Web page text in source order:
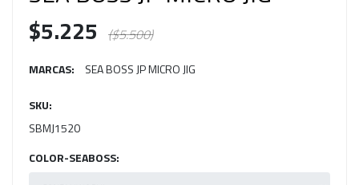
$5.225 ($5.500)
MARCAS: SEA BOSS JP MICRO JIG
SKU:
SBMJ1520
COLOR-SEABOSS: